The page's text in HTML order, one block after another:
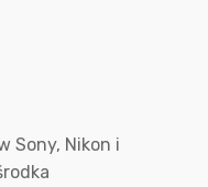
Sony, Nikon i